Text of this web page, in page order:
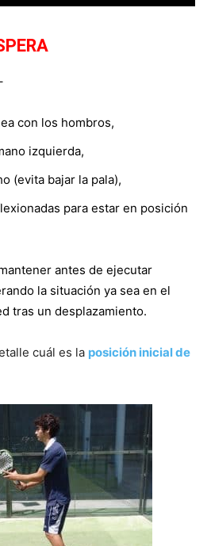
con los hombros,
izquierda,
(evita bajar la pala),
para estar en posición
antes de ejecutar
la situación ya sea en el
tras un desplazamiento.
cuál es la posición inicial de